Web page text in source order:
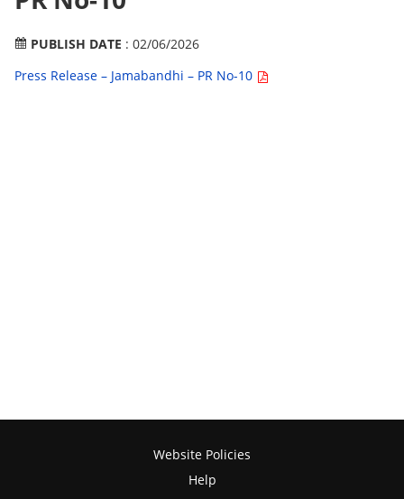
PUBLISH DATE : 02/06/2026
Press Release – Jamabandhi – PR No-10
Website Policies
Help